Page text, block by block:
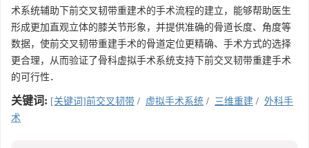
术系统辅助下前交叉韧带重建术的手术流程的建立，能够帮助医生
形成更加直观立体的膝关节形象，并提供准确的骨道长度、角度等
数据，使前交叉韧带重建手术的骨道定位更精确、手术方式的选择
更合理，从而验证了骨科虚拟手术系统支持下前交叉韧带重建手术
的可行性．
关键词: [关键词]前交叉韧带 / 虚拟手术系统 / 三维重建 / 外科手
术